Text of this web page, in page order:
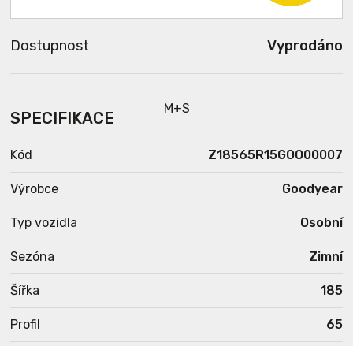
Dostupnost Vyprodáno
SPECIFIKACE
Kód Z18565R15GOO00007
Výrobce Goodyear
Typ vozidla Osobní
Sezóna Zimní
Šířka 185
Profil 65